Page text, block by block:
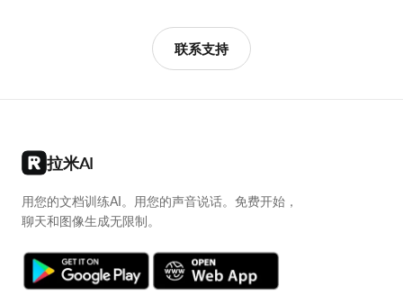
联系支持
拉米AI
用您的文档训练AI。用您的声音说话。免费开始，
聊天和图像生成无限制。